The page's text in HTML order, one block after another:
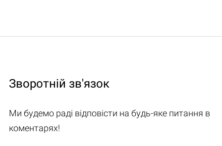
Зворотній зв'язок
Ми будемо раді відповісти на будь-яке питання в
коментарях!